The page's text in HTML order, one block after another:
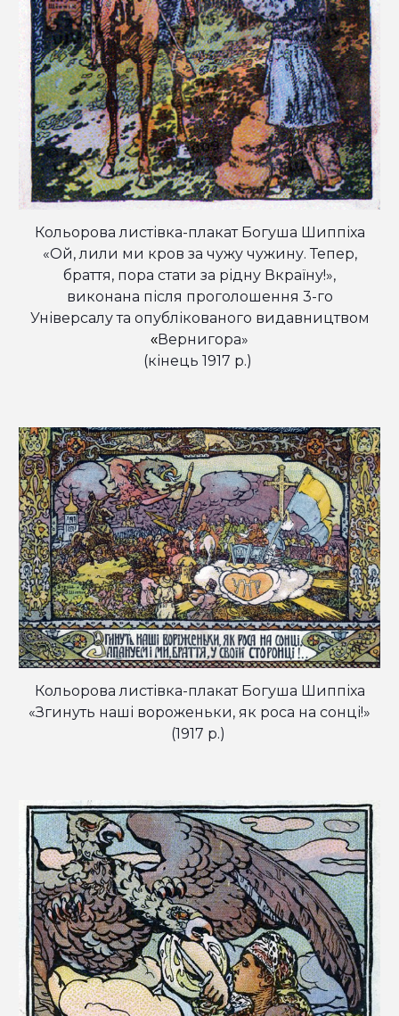
Кольорова листівка-плакат Богуша Шиппіха
«Ой, лили ми кров за чужу чужину. Тепер,
браття, пора стати за рідну Вкраїну!»,
виконана після проголошення 3-го
Універсалу та опублікованого видавництвом
«Вернигора»
(кінець 1917 р.)
Кольорова листівка-плакат Богуша Шиппіха
«Згинуть наші вороженьки, як роса на сонці!»
(1917 р.)